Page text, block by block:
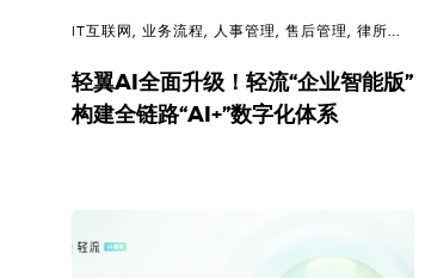
决
方
案
低
IT互联网 , 业务流程, 人事管理, 售后管理, 律所管
轻翼AI全面升级！轻流“企业智能版”
构建全链路“AI+”数字化体系